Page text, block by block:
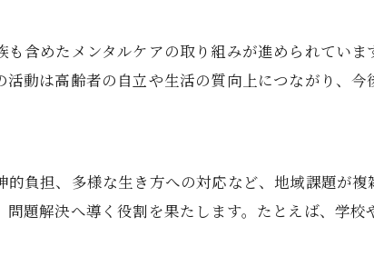
地域の健康相談とメンタル支援の流れ
カウンセリングやメンタルクリニックの特徴
生活訓練施設におけるメンタル教育の実践
精神障害や困難を支える生活訓練の重要性
含めたメンタルケアの取り組みが進められてい
動は高齢者の自立や生活の質向上につながり、今
負担、多様な生き方への対応など、地域課題が
題解決へ導く役割を果たします。たとえば、学